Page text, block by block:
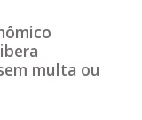
multa ou